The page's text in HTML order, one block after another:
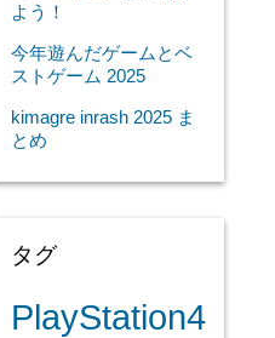
よう！
今年遊んだゲームとベ
ストゲーム 2025
kimagre inrash 2025 ま
とめ
タグ
PlayStation4